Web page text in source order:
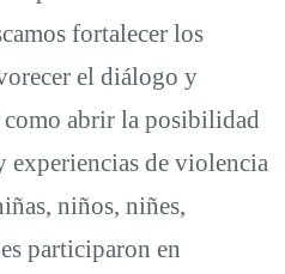
fortalecer los
el diálogo y
abrir la posibilidad
experiencias de violencia
niños, niñes,
participaron en